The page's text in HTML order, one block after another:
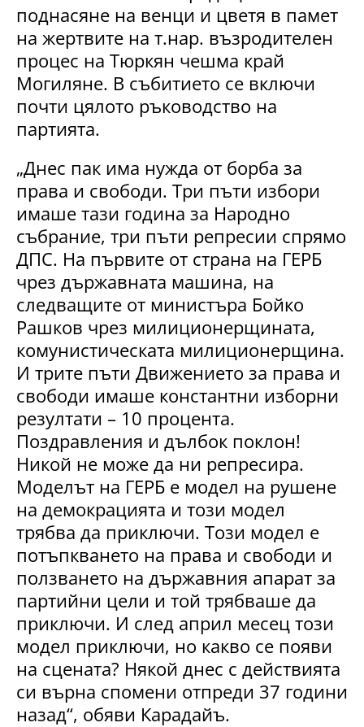
поднасяне на венци и цветя в памет
на жертвите на т.нар. възродителен
процес на Тюркян чешма край
Могиляне. В събитието се включи
почти цялото ръководство на
партията.
„Днес пак има нужда от борба за
права и свободи. Три пъти избори
имаше тази година за Народно
събрание, три пъти репресии спрямо
ДПС. На първите от страна на ГЕРБ
чрез държавната машина, на
следващите от министъра Бойко
Рашков чрез милиционерщината,
комунистическата милиционерщина.
И трите пъти Движението за права и
свободи имаше константни изборни
резултати – 10 процента.
Поздравления и дълбок поклон!
Никой не може да ни репресира.
Моделът на ГЕРБ е модел на рушене
на демокрацията и този модел
трябва да приключи. Този модел е
потъпкването на права и свободи и
ползването на държавния апарат за
партийни цели и той трябваше да
приключи. И след април месец този
модел приключи, но какво се появи
на сцената? Някой днес с действията
си върна спомени отпреди 37 години
назад“, обяви Карадайъ.